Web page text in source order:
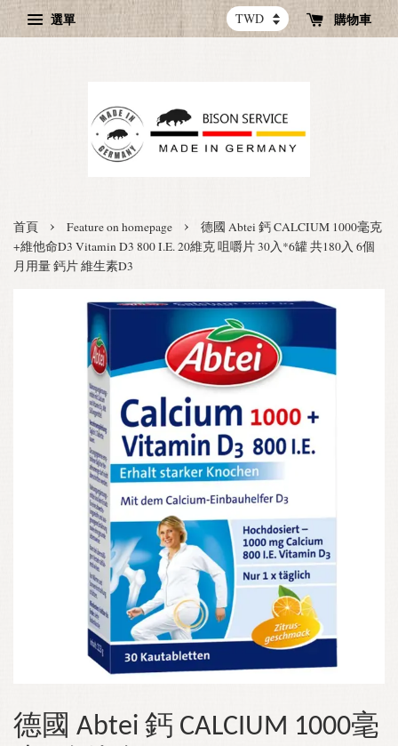
選單 購物車
首頁 › Feature on homepage ›
德國 Abtei 鈣 CALCIUM 1000毫克
+維他命D3 Vitamin D3 800 I.E. 20維克 咀嚼片 30入*6罐 共180入 6個
月用量 鈣片 維生素D3
德國 Abtei 鈣 CALCIUM 1000毫